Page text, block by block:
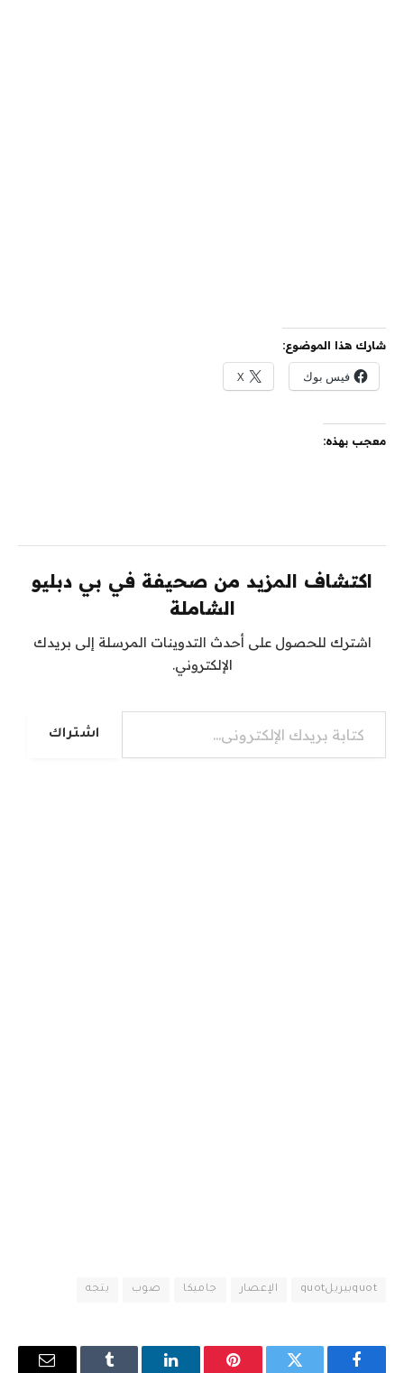
شارك هذا الموضوع:
فيس بوك X
معجب بهذه:
اكتشاف المزيد من صحيفة في بي دبليو
الشاملة
اشترك للحصول على أحدث التدوينات المرسلة إلى بريدك
الإلكتروني.
كتابة بريدك الإلكتروني...
اشتراك
quotبيريلquot الإعصار جاميكا صوب يتجه